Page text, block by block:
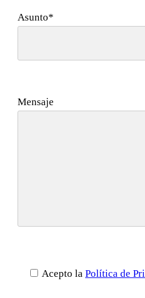
Asunto*
Mensaje
Acepto laPolítica de